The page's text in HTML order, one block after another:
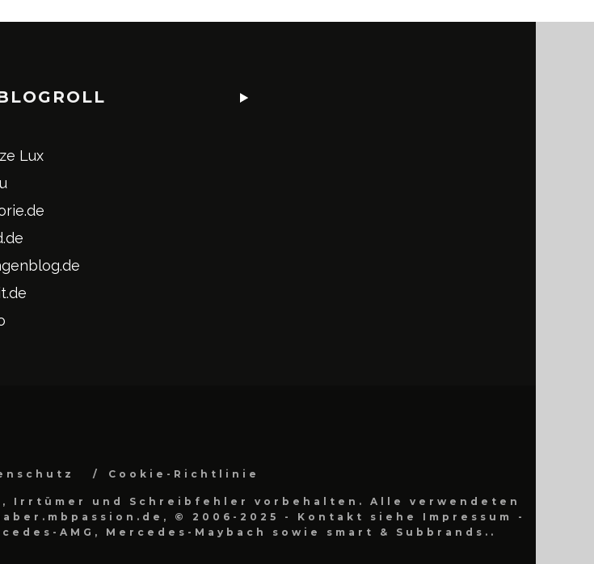
Lux
Cookie-Richtlinie
Irrtümer und Schreibfehler vorbehalten. Alle verwendeten
© 2006-2025 - Kontakt siehe Impressum -
AMG, Mercedes-Maybach sowie smart & Subbrands..